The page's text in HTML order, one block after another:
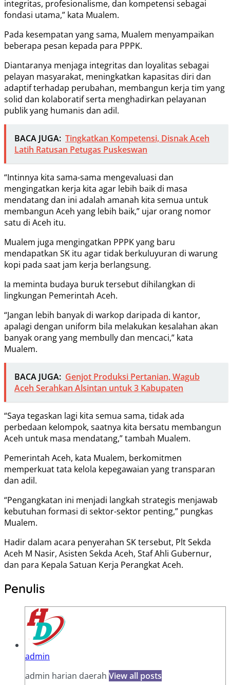
integritas, profesionalisme, dan kompetensi sebagai
fondasi utama,” kata Mualem.
Pada kesempatan yang sama, Mualem menyampaikan
beberapa pesan kepada para PPPK.
Diantaranya menjaga integritas dan loyalitas sebagai
pelayan masyarakat, meningkatkan kapasitas diri dan
adaptif terhadap perubahan, membangun kerja tim yang
solid dan kolaboratif serta menghadirkan pelayanan
publik yang humanis dan adil.
BACA JUGA: Tingkatkan Kompetensi, Disnak Aceh
Latih Ratusan Petugas Puskeswan
“Intinnya kita sama-sama mengevaluasi dan
mengingatkan kerja kita agar lebih baik di masa
mendatang dan ini adalah amanah kita semua untuk
membangun Aceh yang lebih baik,” ujar orang nomor
satu di Aceh itu.
Mualem juga mengingatkan PPPK yang baru
mendapatkan SK itu agar tidak berkuluyuran di warung
kopi pada saat jam kerja berlangsung.
Ia meminta budaya buruk tersebut dihilangkan di
lingkungan Pemerintah Aceh.
“Jangan lebih banyak di warkop daripada di kantor,
apalagi dengan uniform bila melakukan kesalahan akan
banyak orang yang membully dan mencaci,” kata
Mualem.
BACA JUGA: Genjot Produksi Pertanian, Wagub
Aceh Serahkan Alsintan untuk 3 Kabupaten
“Saya tegaskan lagi kita semua sama, tidak ada
perbedaan kelompok, saatnya kita bersatu membangun
Aceh untuk masa mendatang,” tambah Mualem.
Pemerintah Aceh, kata Mualem, berkomitmen
memperkuat tata kelola kepegawaian yang transparan
dan adil.
“Pengangkatan ini menjadi langkah strategis menjawab
kebutuhan formasi di sektor-sektor penting,” pungkas
Mualem.
Hadir dalam acara penyerahan SK tersebut, Plt Sekda
Aceh M Nasir, Asisten Sekda Aceh, Staf Ahli Gubernur,
dan para Kepala Satuan Kerja Perangkat Aceh.
Penulis
admin
admin harian daerah View all posts